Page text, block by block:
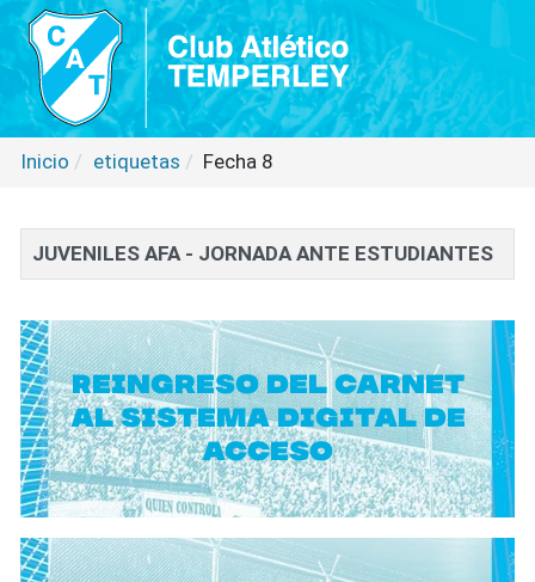
Inicio etiquetas Fecha 8
JUVENILES AFA - JORNADA ANTE ESTUDIANTES
Reingreso del carnet
al sistema digital de
acceso